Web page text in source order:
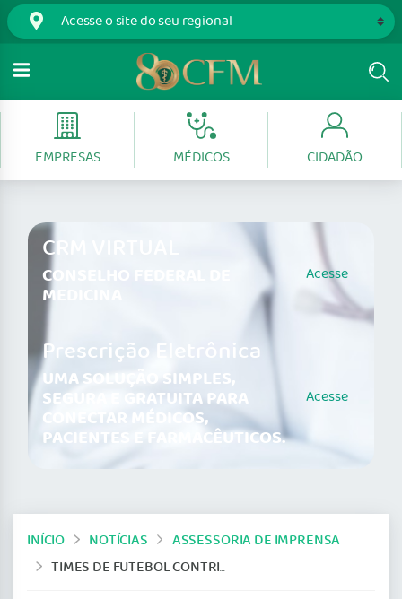
EMPRESAS MÉDICOS CIDADÃO
CRM VIRTUAL
CONSELHO FEDERAL DE
MEDICINA
Acesse
Prescrição Eletrônica
UMA SOLUÇÃO SIMPLES,
SEGURA E GRATUITA PARA
CONECTAR MÉDICOS,
PACIENTES E FARMACÊUTICOS.
Acesse
INÍCIO NOTÍCIAS
ASSESSORIA DE IMPRENSA
TIMES DE FUTEBOL CONTRIBUEM PARA IDENTIFICAÇÃO DE CRIANÇAS DESAPARECIDAS